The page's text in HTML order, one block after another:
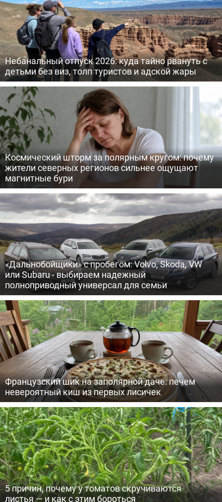
Небанальный отпуск 2026: куда тайно рвануть с
детьми без виз, толп туристов и адской жары
Космический шторм за полярным кругом: почему
жители северных регионов сильнее ощущают
магнитные бури
«Дальнобойщики» с пробегом: Volvo, Skoda, VW
или Subaru - выбираем надежный
полноприводный универсал для семьи
Французский шик на заполярной даче: печем
невероятный киш из первых лисичек
5 причин, почему у томатов скручиваются
листья — и как с этим бороться